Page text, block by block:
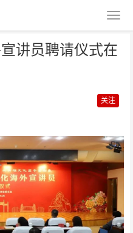
讲员聘请仪式在
关注
员聘请仪